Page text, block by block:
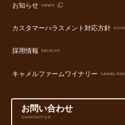
お知らせ NEWS
カスタマーハラスメント対応方針
採用情報 RECRUIT
キャメルファームワイナリー CAMEL
お問い合わせ
CONTACT US